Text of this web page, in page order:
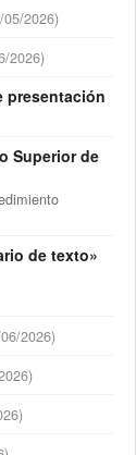
05/2026)
2026)
presentación
Superior de
de texto»
2026)